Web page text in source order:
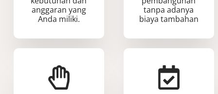
anggaran yang
Anda miliki.
tanpa adanya
biaya tambahan